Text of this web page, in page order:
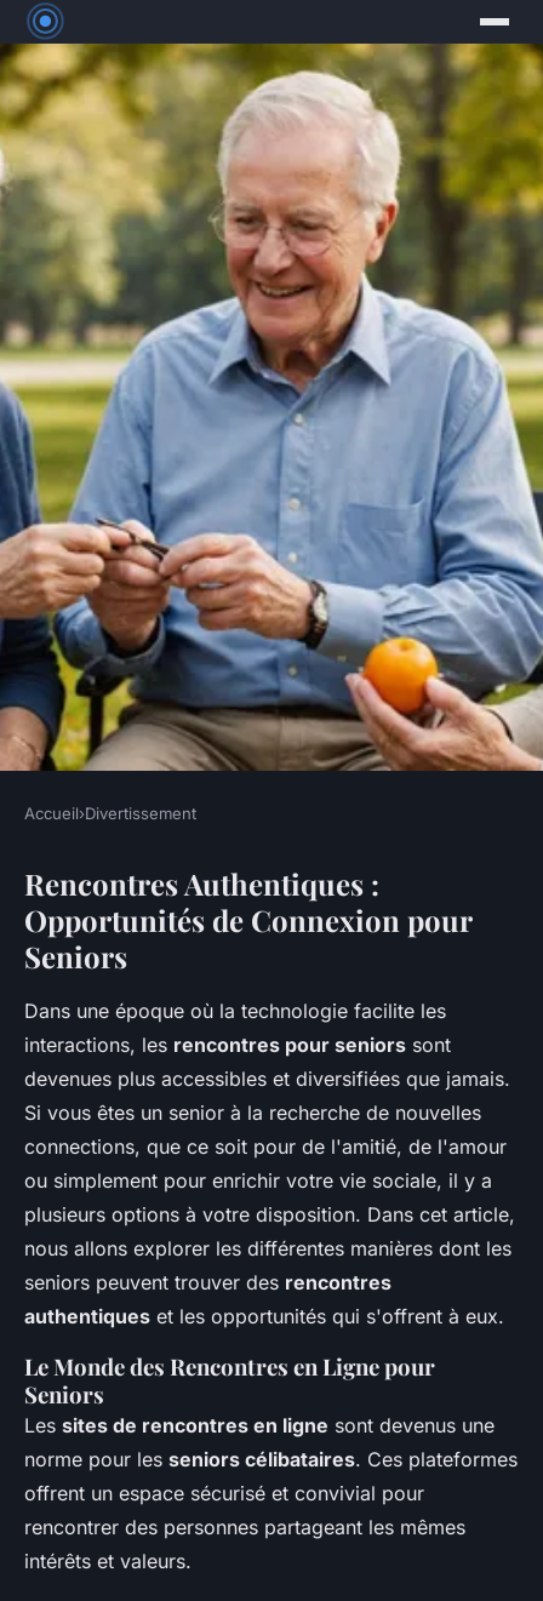
Rencontres authentiques :
opportunités de connexion
pour seniors
Héloïse•13 mars 2025• 4 min de lecture
Accueil›Divertissement
Rencontres Authentiques :
Opportunités de Connexion pour
Seniors
Dans une époque où la technologie facilite les
interactions, les rencontres pour seniors sont
devenues plus accessibles et diversifiées que jamais.
Si vous êtes un senior à la recherche de nouvelles
connections, que ce soit pour de l'amitié, de l'amour
ou simplement pour enrichir votre vie sociale, il y a
plusieurs options à votre disposition. Dans cet article,
nous allons explorer les différentes manières dont les
seniors peuvent trouver des rencontres
authentiques et les opportunités qui s'offrent à eux.
Le Monde des Rencontres en Ligne pour
Seniors
Les sites de rencontres en ligne sont devenus une
norme pour les seniors célibataires. Ces plateformes
offrent un espace sécurisé et convivial pour
rencontrer des personnes partageant les mêmes
intérêts et valeurs.